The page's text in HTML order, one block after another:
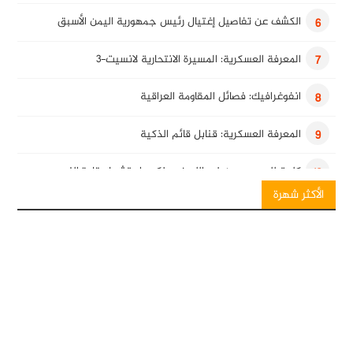
6 الكشف عن تفاصيل إغتيال رئيس جمهورية اليمن الأسبق
7 المعرفة العسكرية: المسيرة الانتحارية لانسيت-3
8 انفوغرافيك: فصائل المقاومة العراقية
9 المعرفة العسكرية: قنابل قائم الذكية
10 كلمة للسيد حسن نصرالله في ذكرى استشهاد قادة النصر
الأكثر شهرة